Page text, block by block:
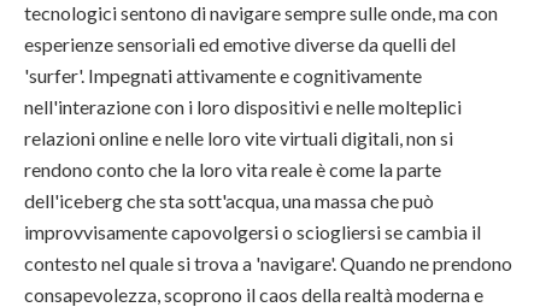
tecnologici sentono di navigare sempre sulle onde, ma con
esperienze sensoriali ed emotive diverse da quelli del
'surfer'. Impegnati attivamente e cognitivamente
nell'interazione con i loro dispositivi e nelle molteplici
relazioni online e nelle loro vite virtuali digitali, non si
rendono conto che la loro vita reale è come la parte
dell'iceberg che sta sott'acqua, una massa che può
improvvisamente capovolgersi o sciogliersi se cambia il
contesto nel quale si trova a 'navigare'. Quando ne prendono
consapevolezza, scoprono il caos della realtà moderna e